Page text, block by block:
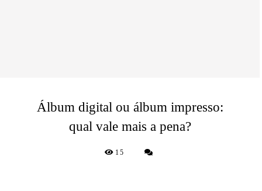
Álbum digital ou álbum impresso:
qual vale mais a pena?
15